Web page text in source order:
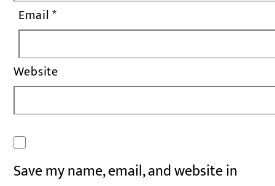
Email*
Website
Save my name, email, and website in